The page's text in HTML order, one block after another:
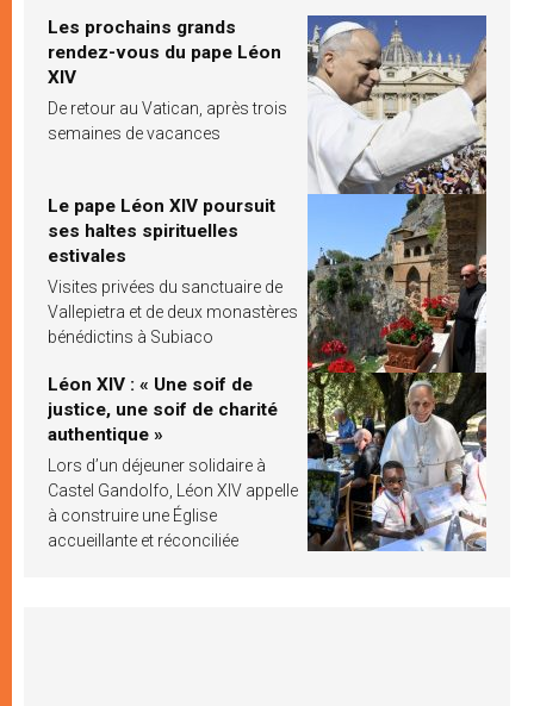
Les prochains grands
rendez-vous du pape Léon
XIV
De retour au Vatican, après trois
semaines de vacances
Le pape Léon XIV poursuit
ses haltes spirituelles
estivales
Visites privées du sanctuaire de
Vallepietra et de deux monastères
bénédictins à Subiaco
Léon XIV : « Une soif de
justice, une soif de charité
authentique »
Lors d’un déjeuner solidaire à
Castel Gandolfo, Léon XIV appelle
à construire une Église
accueillante et réconciliée